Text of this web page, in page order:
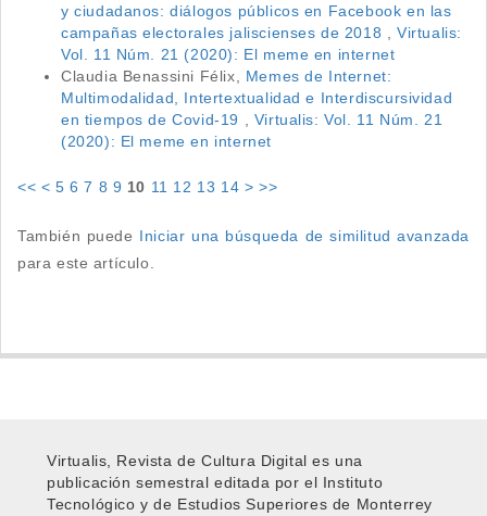
y ciudadanos: diálogos públicos en Facebook en las
campañas electorales jaliscienses de 2018 , Virtualis:
Vol. 11 Núm. 21 (2020): El meme en internet
Claudia Benassini Félix, Memes de Internet:
Multimodalidad, Intertextualidad e Interdiscursividad
en tiempos de Covid-19 , Virtualis: Vol. 11 Núm. 21
(2020): El meme en internet
<< < 5 6 7 8 9 10 11 12 13 14 > >>
También puede Iniciar una búsqueda de similitud avanzada
para este artículo.
Virtualis, Revista de Cultura Digital es una
publicación semestral editada por el Instituto
Tecnológico y de Estudios Superiores de Monterrey